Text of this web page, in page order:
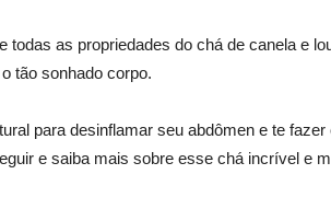
todas as propriedades do chá de canela e
tão sonhado corpo.
para desinflamar seu abdômen e te
e saiba mais sobre esse chá incrível e